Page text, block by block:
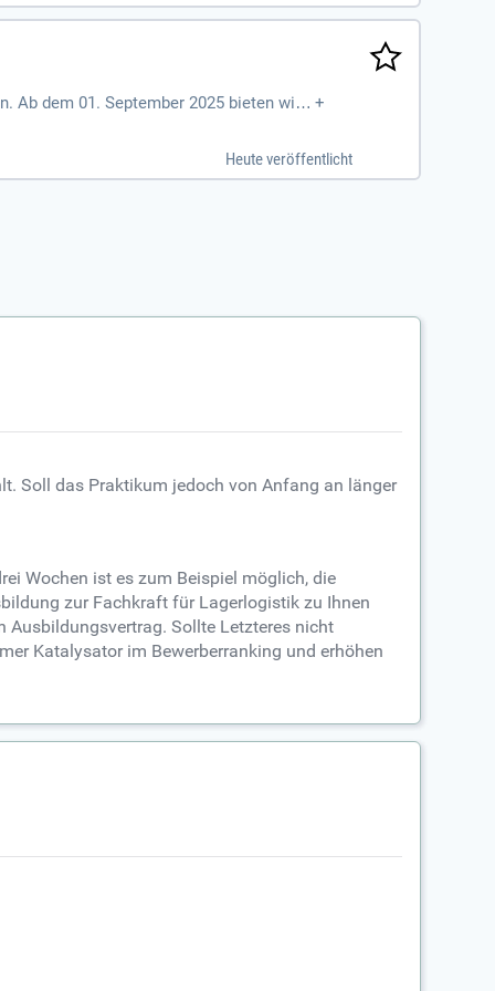
Ab dem 01. September 2025 bieten wir
mit attraktivem Gehalt und überd
Gesundheitsmanagement. Du sol
und kommunikativ bist, bewi
+
Heute veröffentlicht
Soll das Praktikum jedoch von Anfang an länger
Wochen ist es zum Beispiel möglich, die
zur Fachkraft für Lagerlogistik zu Ihnen
Ausbildungsvertrag. Sollte Letzteres nicht
Katalysator im Bewerberranking und erhöhen